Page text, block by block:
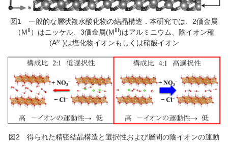
図1 一般的な層状複水酸化物の結晶構造．本研究では、2価金属
（MII ）はニッケル、3価金属(MIII)はアルミニウム、陰イオン種
(An−)は塩化物イオンもしくは硝酸イオン
図2 得られた精密結晶構造と選択性および層間の陰イオンの運動